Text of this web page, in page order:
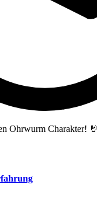
Ohrwurm Charakter! 🤘